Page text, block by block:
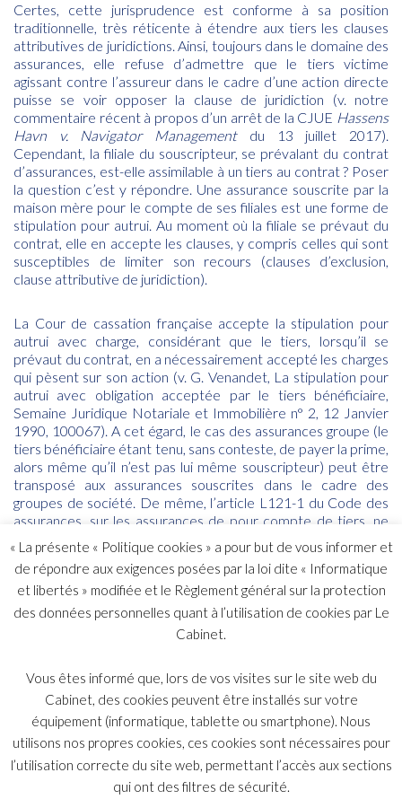
Certes, cette jurisprudence est conforme à sa position
traditionnelle, très réticente à étendre aux tiers les clauses
attributives de juridictions. Ainsi, toujours dans le domaine des
assurances, elle refuse d’admettre que le tiers victime
agissant contre l’assureur dans le cadre d’une action directe
puisse se voir opposer la clause de juridiction (v. notre
commentaire récentà propos d’un arrêt de la CJUE Hassens
Havn v. Navigator Management
du 13 juillet 2017).
Cependant, la filiale du souscripteur, se prévalant du contrat
d’assurances, est-elle assimilable à un tiers au contrat ? Poser
la question c’est y répondre. Une assurance souscrite par la
maison mère pour le compte de ses filiales est une forme de
stipulation pour autrui. Au moment où la filiale se prévaut du
contrat, elle en accepte les clauses, y compris celles qui sont
susceptibles de limiter son recours (clauses d’exclusion,
clause attributive de juridiction).
La Cour de cassation française accepte la stipulation pour
autrui avec charge, considérant que le tiers, lorsqu’il se
prévaut du contrat, en a nécessairement accepté les charges
qui pèsent sur son action (v. G. Venandet, La stipulation pour
autrui avec obligation acceptée par le tiers bénéficiaire,
Semaine Juridique Notariale et Immobilière n° 2, 12 Janvier
1990, 100067). A cet égard, le cas des assurances groupe (le
tiers bénéficiaire étant tenu, sans conteste, de payer la prime,
alors même qu’il n’est pas lui même souscripteur) peut être
transposé aux assurances souscrites dans le cadre des
groupes de société. De même, l’article L121-1 du Code des
assurances, sur les assurances de pour compte de tiers, ne
prévoit-il pas expressément que
« les exceptions que
l’assureur pourrait lui opposer sont également opposables au
bénéficiaire du contrat, quel qu’il soit » ?C’est admettre qu’il
n’est pas un tiers tout à fait comme les autres, puisque
certaines clauses du contrat lui sont opposables.
contestable juridiquement, mais surtout très dommageable
du point de vue assuranciel, car il remet gravement en cause
la prévisibilité nécessaire à la négociation des clauses du
contrat. En obligeant l’assureur à plaider ailleurs que ce qu’il a
négocié avec le souscripteur, il augmente les coûts
administratifs du contrat, et donc la prime. Il n’est pas certain
que la CJUE ait pris en compte la spécificité et la complexité
« La présente « Politique cookies » a pour but de vous informer et
de répondre aux exigences posées par la loi dite « Informatique
et libertés » modifiée et le Règlement général sur la protection
des données personnelles quant à l’utilisation de cookies par Le
Cabinet.
Vous êtes informé que, lors de vos visites sur le site web du
Cabinet, des cookies peuvent être installés sur votre
équipement (informatique, tablette ou smartphone). Nous
utilisons nos propres cookies, ces cookies sont nécessaires pour
l’utilisation correcte du site web, permettant l’accès aux sections
qui ont des filtres de sécurité.